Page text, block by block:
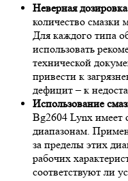
Неверная
количество смазки
Для каждого типа
использовать
технической
привести к
дефицит – к
Использование
Bg2604 Lynx имеет
диапазонам.
за пределы этих
рабочих
соответствуют ли